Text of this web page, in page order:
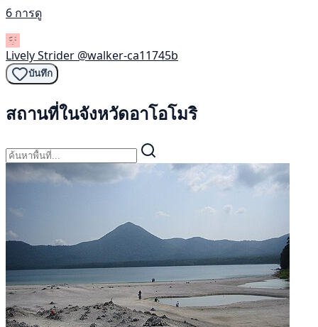
6 การดู
Lively Strider @walker-ca11745b
บันทึก
สถานที่ในจังหวัดอาโอโมริ